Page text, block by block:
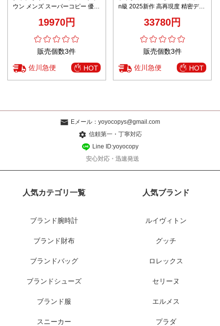
ウン メンズ スーパーコピー 優良
度仕様 上質レザー 即納対応
19970円
販売個数3件
佐川急便 HOT
n級 2025新作 高再現度 精密ディ
技術再現 発送保証 安心サイト
33780円
販売個数3件
佐川急便 HOT
Eメール： yoyocopys@gmail.com
信頼第一・丁寧対応
Line ID:yoyocopy
安心対応・迅速発送
人気カテゴリ一覧
ブランド腕時計
ブランド財布
ブランドバッグ
ブランドシューズ
ブランド服
スニーカー
人気ブランド
ルイヴィトン
グッチ
ロレックス
セリーヌ
エルメス
プラダ